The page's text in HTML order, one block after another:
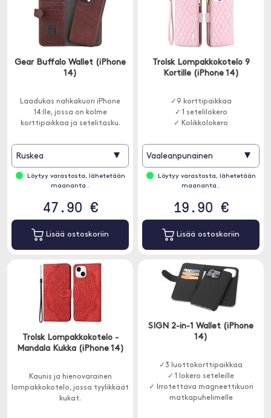
Gear Buffalo Wallet (iPhone
14)
Laadukas nahkakuori iPhone
14:lle, jossa on kolme
korttipaikkaa ja setelitasku.
Ruskea ▾
Löytyy varastosta, lähetetään
maananta..
47.90 €
Lisää ostoskoriin
Trolsk Lompakkokotelo 9
Kortille (iPhone 14)
✓9 korttipaikkaa
✓ 1 setelilokero
✓ Kolikkolokero
Vaaleanpunainen ▾
Löytyy varastosta, lähetetään
maananta..
19.90 €
Lisää ostoskoriin
Trolsk Lompakkokotelo -
Mandala Kukka (iPhone 14)
Kaunis ja hienovarainen
lompakkokotelo, jossa tyylikkäät
kukat.
SIGN 2-in-1 Wallet (iPhone
14)
✓3 luottokorttipaikkaa
✓ 1 lokero seteleille
✓ Irrotettava magneettikuori
matkapuhelimelle